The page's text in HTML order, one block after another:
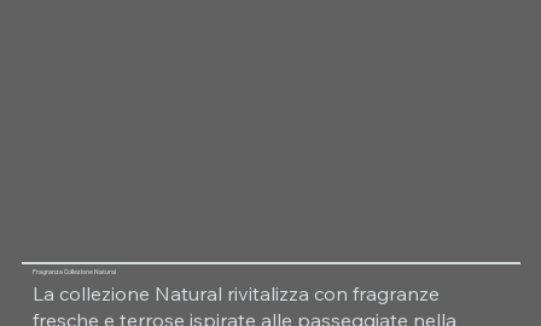
Fragranza Collezione Natural
La collezione Natural rivitalizza con fragranze
fresche e terrose ispirate alle passeggiate nella